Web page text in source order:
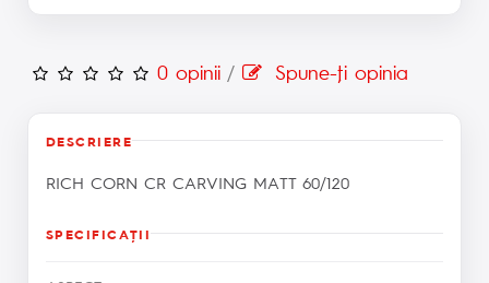
0 opinii / Spune-ţi opinia
DESCRIERE
RICH CORN CR CARVING MATT 60/120
SPECIFICAŢII